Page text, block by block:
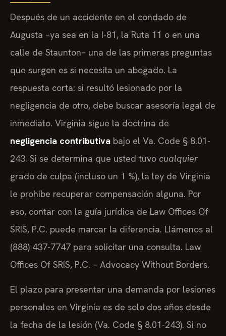
Después de un accidente en el condado de
Augusta –ya sea en la I-81, la Ruta 11 o en una
calle de Staunton– una de las primeras preguntas
que surgen es si necesita un abogado. La
respuesta corta: si resultó lesionado por la
negligencia de otro, debe buscar asesoría legal de
inmediato. Virginia sigue la doctrina de
negligencia contributiva bajo el Va. Code § 8.01-
243. Si se determina que usted tuvo cualquier
grado de culpa (incluso un 1 %), la ley de Virginia
le prohíbe recuperar compensación alguna. Por
eso, contar con la guía jurídica de Law Offices Of
SRIS, P.C. puede marcar la diferencia. Llámenos al
(888) 437-7747 para solicitar una consulta. Law
Offices Of SRIS, P.C. – Advocacy Without Borders.
El plazo para presentar una demanda por lesiones
personales en Virginia es de solo dos años desde
la fecha de la lesión (Va. Code § 8.01-243). Si no